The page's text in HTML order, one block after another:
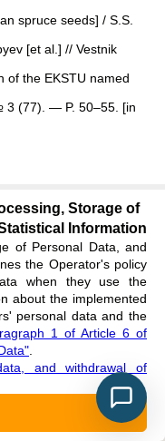
spruce seeds] / S.S.
[et al.] // Vestnik
of the EKSTU named
(77). — P. 50–55. [in
rosta
vskhozhesti
growth stimulants
spruce seeds] / A.A.
// Vestnik
Shakarima g. Semej.
University named
Journal]. — 2019. —
Storage of
Information
of Personal Data, and
the Operator's policy
when they use the
about the implemented
personal data and the
1 of Article 6 of
and withdrawal of